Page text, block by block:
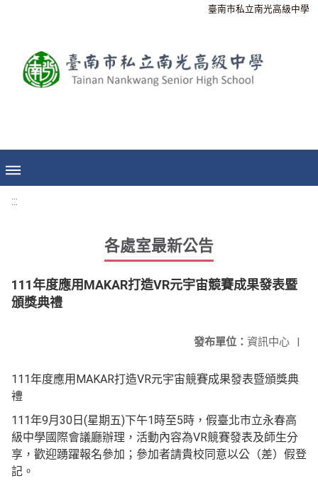
臺南市私立南光高級中學
:::
各處室最新公告
111年度應用MAKAR打造VR元宇宙競賽成果發表暨
頒獎典禮
發布單位： 資訊中心 |
111年度應用MAKAR打造VR元宇宙競賽成果發表暨頒獎典
禮
111年9月30日(星期五)下午1時至5時，假臺北市立永春高
級中學國際會議廳辦理，活動內容為VR競賽發表及師生分
享，歡迎踴躍報名參加；參加者請貴校同意以公（差）假登
記。